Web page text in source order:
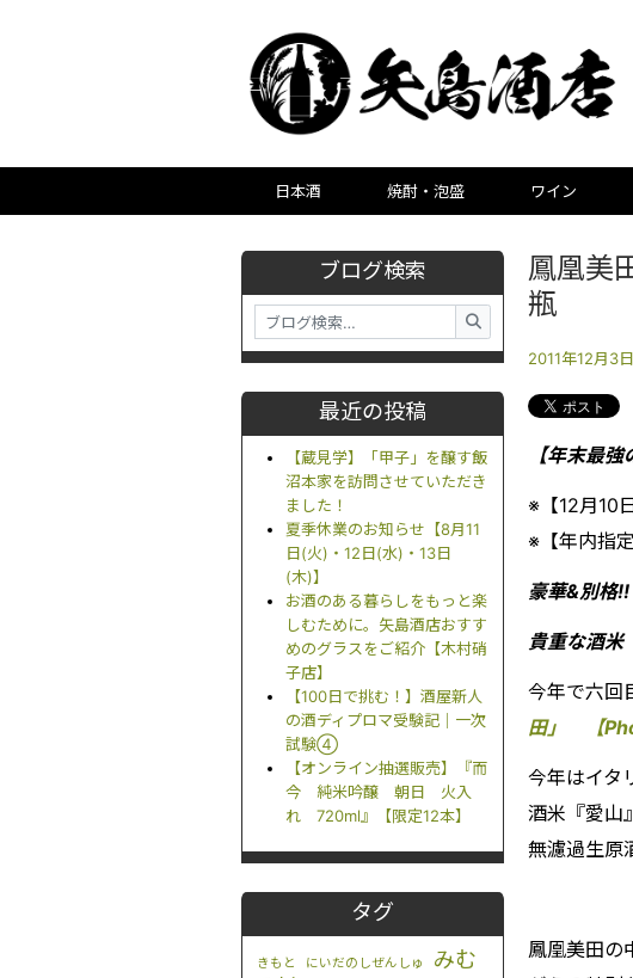
日本酒 焼酎・泡盛 ワイン
ブログ検索
最近の投稿
【蔵見学】「甲子」を醸す飯
沼本家を訪問させていただき
ました！
夏季休業のお知らせ【8月11
日(火)・12日(水)・13日
(木)】
お酒のある暮らしをもっと楽
しむために。矢島酒店おすす
めのグラスをご紹介【木村硝
子店】
【100日で挑む！】酒屋新人
の酒ディプロマ受験記｜一次
試験④
【オンライン抽選販売】『而
今 純米吟醸 朝日 火入
れ 720ml』【限定12本】
タグ
きもと にいだのしぜんしゅ
みむ
鳳凰
瓶
2011年12月3日
【年末最強
※【12月10
※【年内指
豪華&別格!!
貴重な酒米
今年で六回
田」 【
今年はイタ
酒米『愛山
無濾過生原
鳳凰美田の